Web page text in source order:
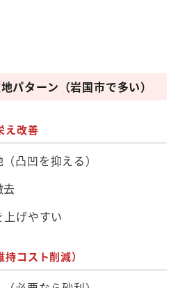
パターン（岩国市で多い）
え改善
凸凹を抑える）
去
げやすい
コスト削減）